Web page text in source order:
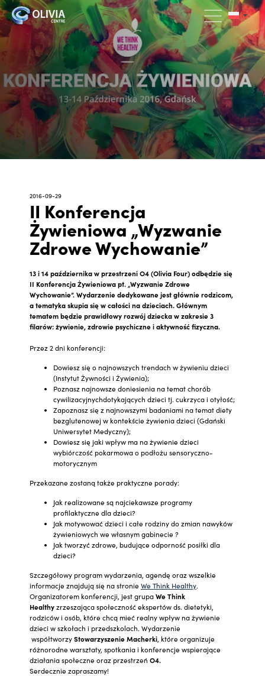
2016-09-29
II Konferencja
Żywieniowa „Wyzwanie
Zdrowe Wychowanie”
13 i 14 października w przestrzeni O4 (Olivia Four) odbędzie się
II Konferencja Żywieniowa pt. „Wyzwanie Zdrowe
Wychowanie”. Wydarzenie dedykowane jest głównie rodzicom,
a tematyka skupia się w całości na dzieciach. Głównym
tematem będzie prawidłowy rozwój dziecka w zakresie 3
filarów: żywienie, zdrowie psychiczne i aktywność fizyczna.
Przez 2 dni konferencji:
Dowiesz się o najnowszych trendach w żywieniu dzieci
(Instytut Żywności i Żywienia);
Poznasz najnowsze doniesienia na temat chorób
cywilizacyjnychdotykających dzieci tj. cukrzyca i otyłość;
Zapoznasz się z najnowszymi badaniami na temat diety
bezglutenowej w kontekście żywienia dzieci (Gdański
Uniwersytet Medyczny);
Dowiesz się jaki wpływ ma na żywienie dzieci
wybiórczość pokarmowa o podłożu sensoryczno-
motorycznym
Przekazane zostaną także praktyczne porady:
Jak realizowane są najciekawsze programy
profilaktyczne dla dzieci?
Jak motywować dzieci i całe rodziny do zmian nawyków
żywieniowych we własnym gabinecie ?
Jak tworzyć zdrowe, budujące odporność posiłki dla
dzieci?
Szczegółowy program wydarzenia, agendę oraz wszelkie
informacje znajdują się na stronie We Think Healthy.
Organizatorem konferencji, jest grupaWe Think
Healthyzrzeszająca społeczność ekspertów ds. dietetyki,
rodziców i osób, które chcą mieć realny wpływ na żywienie
dzieci w szkołach i przedszkolach. Wydarzenie
współtworzyStowarzyszenie Macherki, które organizuje
różnorodne warsztaty, spotkania i konferencje wspierające
działania społeczne oraz przestrzeń O4.
Serdecznie zapraszamy!